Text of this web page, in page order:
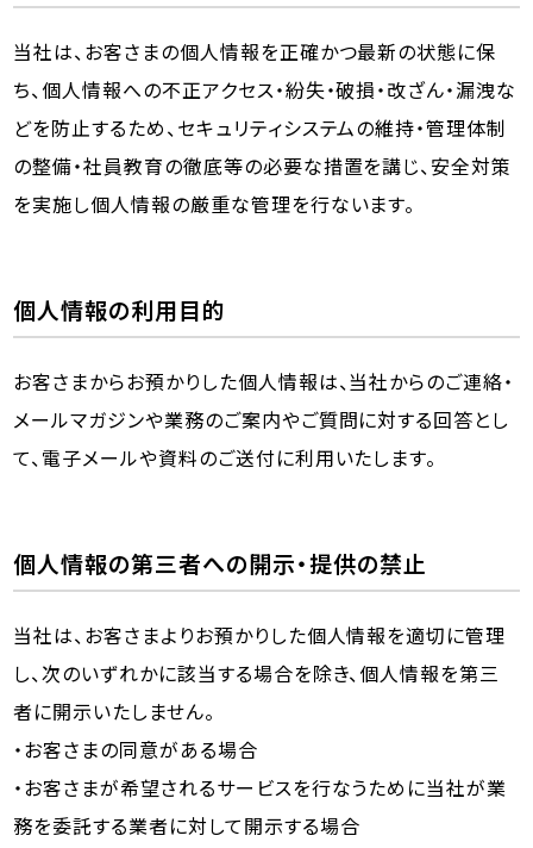
当社は、お客さまの個人情報を正確かつ最新の状態に保
ち、個人情報への不正アクセス・紛失・破損・改ざん・漏洩な
どを防止するため、セキュリティシステムの維持・管理体制
の整備・社員教育の徹底等の必要な措置を講じ、安全対策
を実施し個人情報の厳重な管理を行ないます。
個人情報の利用目的
お客さまからお預かりした個人情報は、当社からのご連絡・
メールマガジンや業務のご案内やご質問に対する回答とし
て、電子メールや資料のご送付に利用いたします。
個人情報の第三者への開示・提供の禁止
当社は、お客さまよりお預かりした個人情報を適切に管理
し、次のいずれかに該当する場合を除き、個人情報を第三
者に開示いたしません。
・お客さまの同意がある場合
・お客さまが希望されるサービスを行なうために当社が業
務を委託する業者に対して開示する場合